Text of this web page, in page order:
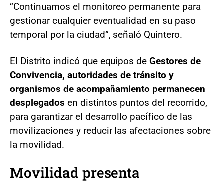
“Continuamos el monitoreo permanente para
gestionar cualquier eventualidad en su paso
temporal por la ciudad”, señaló Quintero.
El Distrito indicó que equipos de Gestores de
Convivencia, autoridades de tránsito y
organismos de acompañamiento permanecen
desplegados en distintos puntos del recorrido,
para garantizar el desarrollo pacífico de las
movilizaciones y reducir las afectaciones sobre
la movilidad.
Movilidad presenta